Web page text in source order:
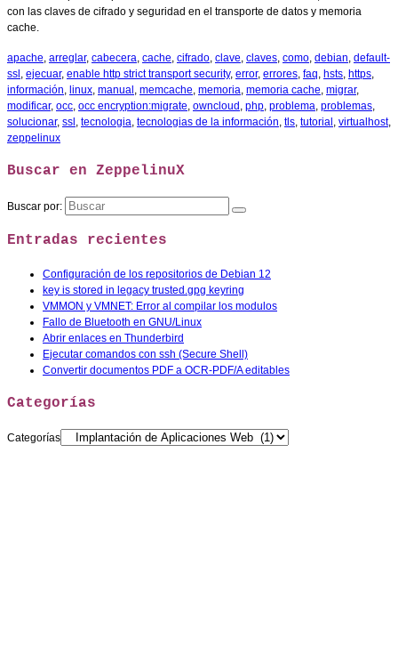
con las claves de cifrado y seguridad en el transporte de datos y memoria
cache.
apache, arreglar, cabecera, cache, cifrado, clave, claves, como, debian, default-
ssl , ejecuar, enable http strict transport security, error, errores, faq, hsts, https,
información, linux, manual , memcache, memoria, memoria cache, migrar,
modificar, occ, occ encryption:migrate, owncloud , php, problema, problemas,
solucionar, ssl , tecnologia, tecnologias de la información, tls, tutorial , virtualhost,
zeppelinux
Buscar en ZeppelinuX
Buscar por:
Entradas recientes
Configuración de los repositorios de Debian 12
key is stored in legacy trusted.gpg keyring
VMMON y VMNET: Error al compilar los modulos
Fallo de Bluetooth en GNU/Linux
Abrir enlaces en Thunderbird
Ejecutar comandos con ssh (Secure Shell)
Convertir documentos PDF a OCR-PDF/A editables
Categorías
Categorías